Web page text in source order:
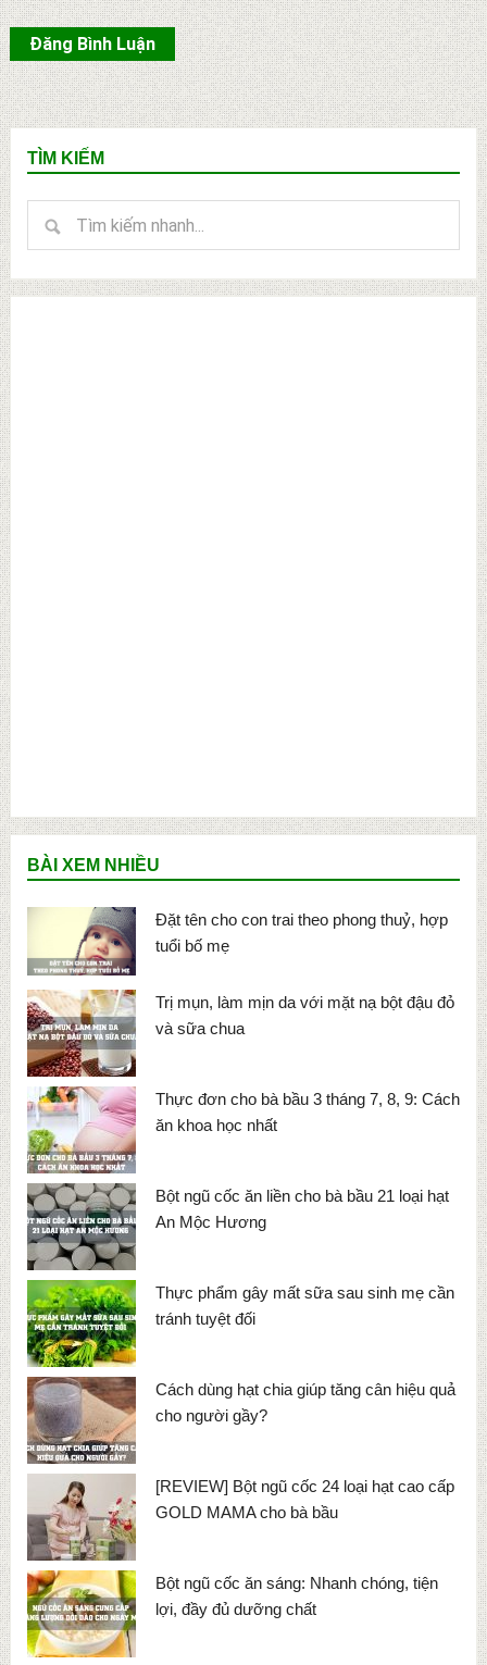
Primary
Sidebar
TÌM KIẾM
kiếm
nhanh...
BÀI XEM NHIỀU
Đặt tên cho con trai theo phong thuỷ, hợp
tuổi bố mẹ
Trị mụn, làm mịn da với mặt nạ bột đậu đỏ
và sữa chua
Thực đơn cho bà bầu 3 tháng 7, 8, 9: Cách
ăn khoa học nhất
Bột ngũ cốc ăn liền cho bà bầu 21 loại hạt
An Mộc Hương
Thực phẩm gây mất sữa sau sinh mẹ cần
tránh tuyệt đối
Cách dùng hạt chia giúp tăng cân hiệu quả
cho người gầy?
[REVIEW] Bột ngũ cốc 24 loại hạt cao cấp
GOLD MAMA cho bà bầu
Bột ngũ cốc ăn sáng: Nhanh chóng, tiện
lợi, đầy đủ dưỡng chất